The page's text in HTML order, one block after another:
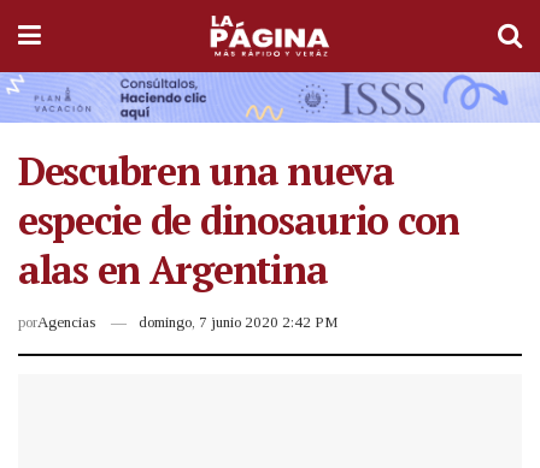
Descubren una nueva
especie de dinosaurio con
alas en Argentina
porAgencias domingo, 7 junio 2020 2:42 PM